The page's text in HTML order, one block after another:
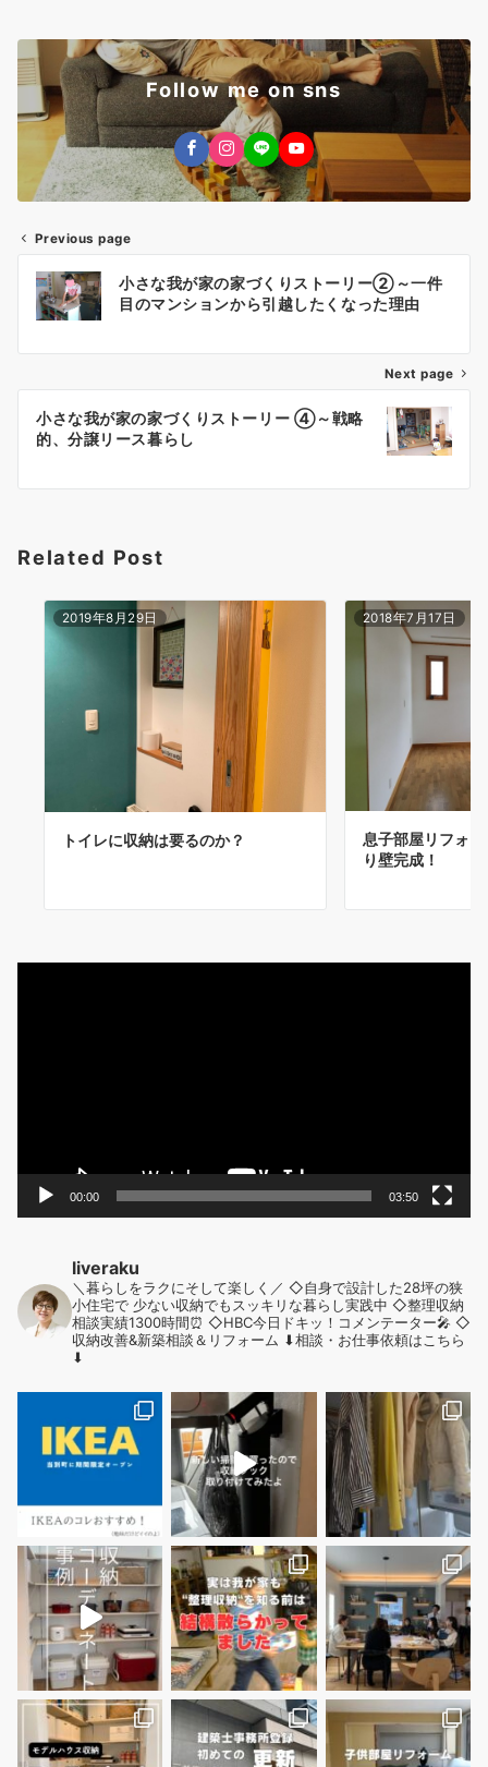
Follow me on sns
投
稿
ゲ
ー
シ
ン
Previous page
小さな我が家の家づくりストーリー②～一件
目のマンションから引越したくなった理由
Next page
小さな我が家の家づくりストーリー ④～戦略
的、分譲リース暮らし
Related Post
2019年8月29日
トイレに収納は要るのか？
2018年7月17日
息子部屋リフォ
り壁完成！
00:00 03:50
liveraku
＼暮らしをラクにそして楽しく／ ◇自身で設計した28坪の狭
小住宅で 少ない収納でもスッキリな暮らし実践中 ◇整理収納
相談実績1300時間⏰ ◇HBC今日ドキッ！コメンテーター🎤 ◇
収納改善&新築相談＆リフォーム ⬇︎相談・お仕事依頼はこちら
⬇︎